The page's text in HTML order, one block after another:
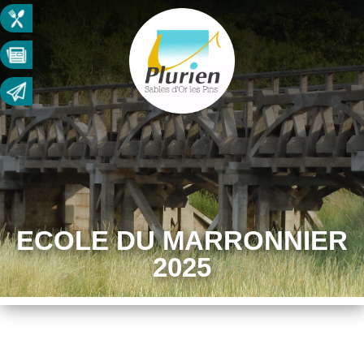
ECOLE DU MARRONNIER
2025